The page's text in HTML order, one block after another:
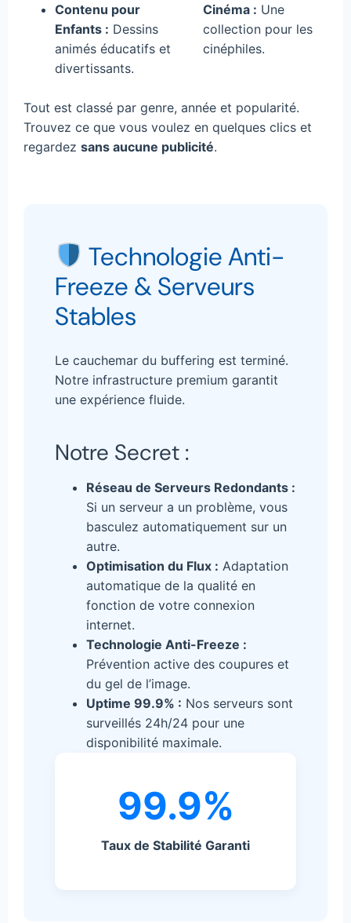
Contenu pour
Enfants : Dessins
animés éducatifs et
divertissants.
Cinéma : Une
collection pour les
cinéphiles.
Tout est classé par genre, année et popularité.
Trouvez ce que vous voulez en quelques clics et
regardez sans aucune publicité.
Technologie Anti-
Freeze & Serveurs
Stables
Le cauchemar du buffering est terminé.
Notre infrastructure premium garantit
une expérience fluide.
Notre Secret :
Réseau de Serveurs Redondants :
Si un serveur a un problème, vous
basculez automatiquement sur un
autre.
Optimisation du Flux : Adaptation
automatique de la qualité en
fonction de votre connexion
internet.
Technologie Anti-Freeze :
Prévention active des coupures et
du gel de l’image.
Uptime 99.9% : Nos serveurs sont
surveillés 24h/24 pour une
disponibilité maximale.
99.9%
Taux de Stabilité Garanti